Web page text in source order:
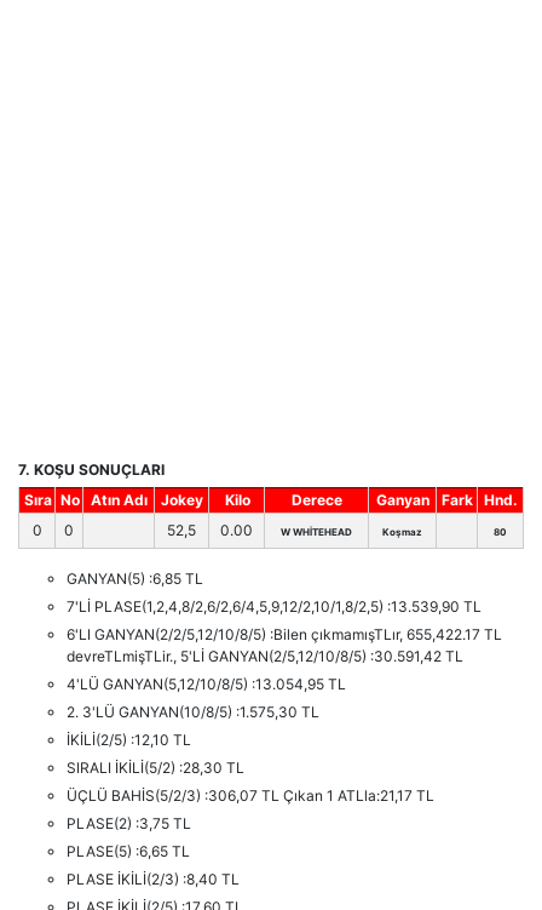
7. KOŞU SONUÇLARI
Sıra No Atın Adı Jokey Kilo Derece Ganyan Fark Hnd.
0
0 52,5 0.00 W WHİTEHEAD Koşmaz 80
GANYAN(5) :6,85 TL
7'Lİ PLASE(1,2,4,8/2,6/2,6/4,5,9,12/2,10/1,8/2,5) :13.539,90 TL
6'LI GANYAN(2/2/5,12/10/8/5) :Bilen çıkmamışTLır, 655,422.17 TL
devreTLmişTLir., 5'Lİ GANYAN(2/5,12/10/8/5) :30.591,42 TL
4'LÜ GANYAN(5,12/10/8/5) :13.054,95 TL
2. 3'LÜ GANYAN(10/8/5) :1.575,30 TL
İKİLİ(2/5) :12,10 TL
SIRALI İKİLİ(5/2) :28,30 TL
ÜÇLÜ BAHİS(5/2/3) :306,07 TL Çıkan 1 ATLla:21,17 TL
PLASE(2) :3,75 TL
PLASE(5) :6,65 TL
PLASE İKİLİ(2/3) :8,40 TL